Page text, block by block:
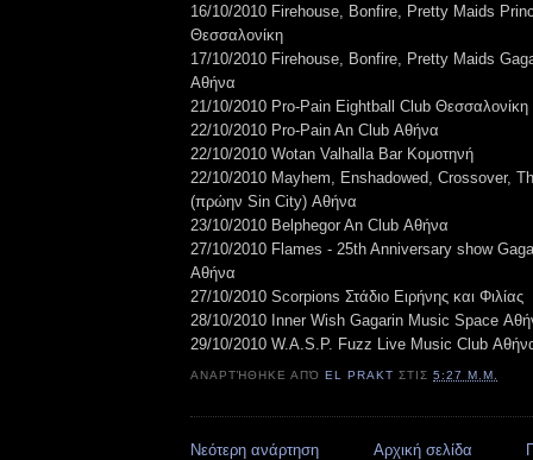
16/10/2010 Firehouse, Bonfire, Pretty Maids
Θεσσαλονίκη
17/10/2010 Firehouse, Bonfire, Pretty Maids
Αθήνα
21/10/2010 Pro-Pain Eightball Club Θεσσαλονίκη
22/10/2010 Pro-Pain An Club Αθήνα
22/10/2010 Wotan Valhalla Bar Κομοτηνή
22/10/2010 Mayhem, Enshadowed, Crossover,
(πρώην Sin City) Αθήνα
23/10/2010 Belphegor An Club Αθήνα
27/10/2010 Flames - 25th Anniversary show
Αθήνα
27/10/2010 Scorpions Στάδιο Ειρήνης και Φιλίας
28/10/2010 Inner Wish Gagarin Music Space
29/10/2010 W.A.S.P. Fuzz Live Music Club
ΑΝΑΡΤΉΘΗΚΕ ΑΠΌEL PRAKT ΣΤΙΣ5:27 Μ.Μ.
Νεότερη ανάρτηση Αρχική σελίδα